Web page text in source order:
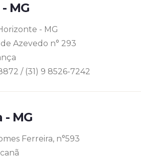
MG
- MG
Azevedo n° 293
/ (31) 9 8526-7242
- MG
Ferreira, n°593